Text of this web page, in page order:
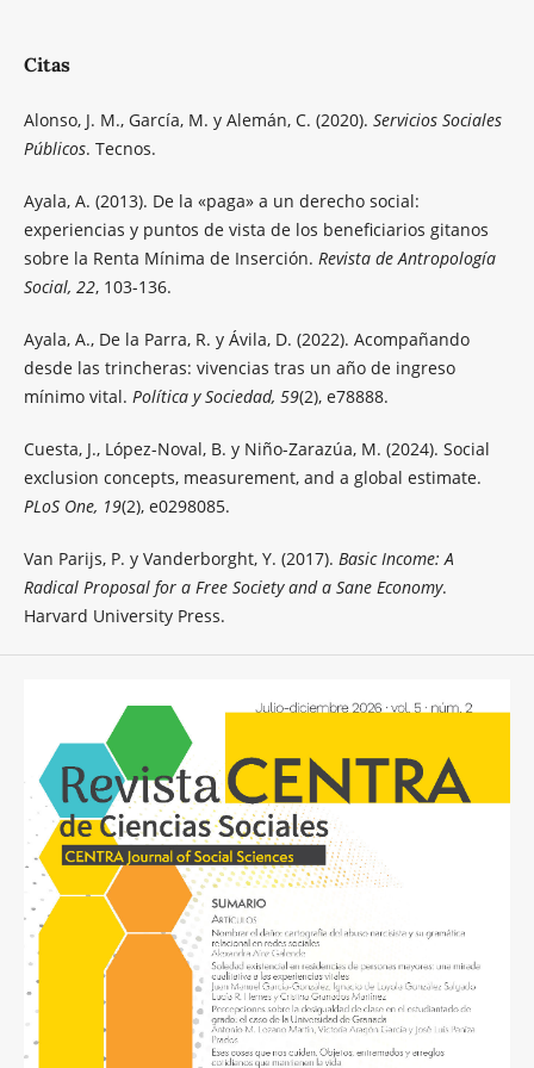
Citas
Alonso, J. M., García, M. y Alemán, C. (2020). Servicios Sociales
Públicos. Tecnos.
Ayala, A. (2013). De la «paga» a un derecho social:
experiencias y puntos de vista de los beneficiarios gitanos
sobre la Renta Mínima de Inserción. Revista de Antropología
Social, 22, 103-136.
Ayala, A., De la Parra, R. y Ávila, D. (2022). Acompañando
desde las trincheras: vivencias tras un año de ingreso
mínimo vital. Política y Sociedad, 59(2), e78888.
Cuesta, J., López-Noval, B. y Niño-Zarazúa, M. (2024). Social
exclusion concepts, measurement, and a global estimate.
PLoS One, 19(2), e0298085.
Van Parijs, P. y Vanderborght, Y. (2017). Basic Income: A
Radical Proposal for a Free Society and a Sane Economy.
Harvard University Press.